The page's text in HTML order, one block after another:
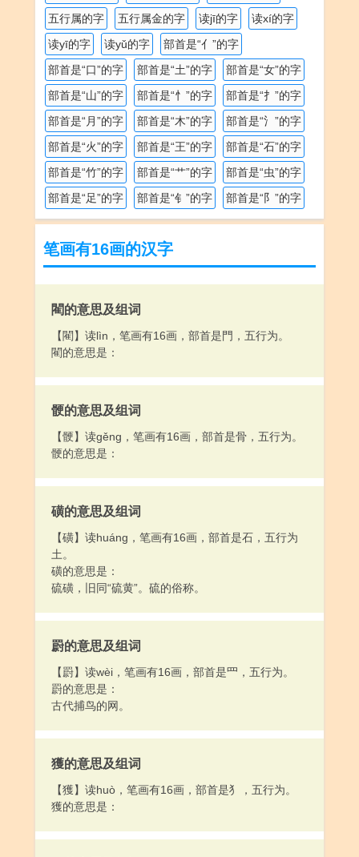
五行属的字
五行属金的字 读jī的字
读xí的字
读yī的字
读yǔ的字
部首是“亻”的字
部首是“口”的字
部首是“土”的字
部首是“女”的字
部首是“山”的字
部首是“忄”的字
部首是“扌”的字
部首是“月”的字
部首是“木”的字
部首是“氵”的字
部首是“火”的字
部首是“王”的字
部首是“石”的字
部首是“竹”的字
部首是“艹”的字
部首是“虫”的字
部首是“足”的字
部首是“钅”的字 部首是“阝”的字
笔画有16画的汉字
閵的意思及组词
【閵】读lìn，笔画有16画，部首是門，五行为。
閵的意思是：
骾的意思及组词
【骾】读gěng，笔画有16画，部首是骨，五行为。
骾的意思是：
磺的意思及组词
【磺】读huáng，笔画有16画，部首是石，五行为
土。
磺的意思是：
硫磺，旧同“硫黄”。硫的俗称。
罻的意思及组词
【罻】读wèi，笔画有16画，部首是罒，五行为。
罻的意思是：
古代捕鸟的网。
獲的意思及组词
【獲】读huò，笔画有16画，部首是犭，五行为。
獲的意思是：